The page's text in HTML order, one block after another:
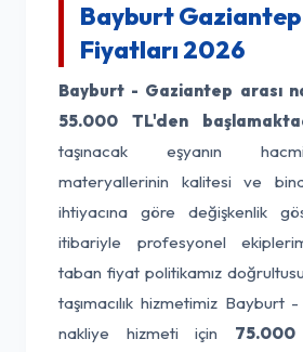
Bayburt
Fiyatları 2026
Bayburt - Gaziantep arası
55.000 TL'den
taşınacak eşyanın
materyallerinin kalitesi ve
ihtiyacına göre değişkenlik
itibariyle profesyonel
taban fiyat politikamız
taşımacılık hizmetimiz Bayburt
nakliye hizmeti için